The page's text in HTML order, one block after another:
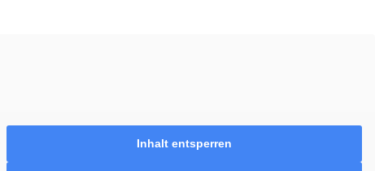
Inhalt entsperren